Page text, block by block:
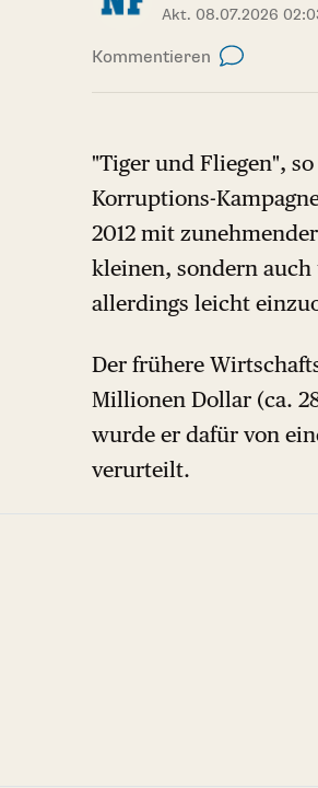
Akt. 08.07.2026
Kommentieren
"Tiger und Fliegen",
Korruptions-
2012 mit
kleinen, sondern
allerdings leicht
Der frühere
Millionen Dollar (ca.
wurde er dafür von
verurteilt.